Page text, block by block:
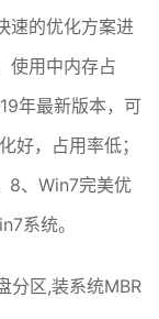
速的优化方案进
使用中内存占
年最新版本，可
好，占用率低；
8、Win7完美优
系统。
分区,装系统MBR